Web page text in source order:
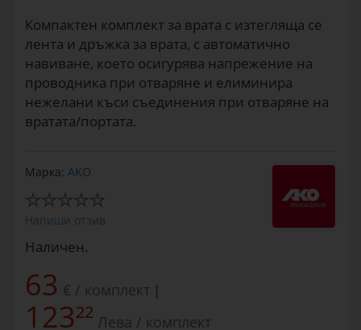
Компактен комплект за врата с изтегляща се
лента и дръжка за врата, с автоматично
навиване, което осигурява напрежение на
проводника при отваряне и елиминира
нежелани къси съединения при отваряне на
вратата/портата.
Марка: AKO
Напиши отзив
Наличен.
63 € / комплект |
12322 Лева / комплект